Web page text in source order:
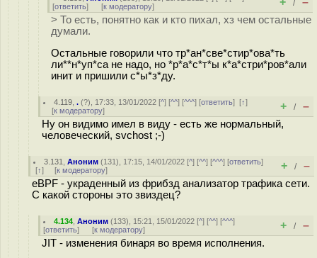
[ответить] [к модератору] /
> То есть, понятно как и кто пихал, хз чем остальные
думали.
Остальные говорили что тр*ан*све*стир*ова*ть
ли**н*уп*са не надо, но *р*а*с*т*ы к*а*стри*ров*али
инит и пришили с*ы*з*ду.
4.119 ,. (?), 17:33, 13/01/2022 [^] [^^] [^^^] [ответить][↑]
[к модератору] + / –
Ну он видимо имел в виду - есть же нормальный,
человеческий, svchost ;-)
3.131 ,Аноним (131), 17:15, 14/01/2022 [^] [^^] [^^^] [ответить]
[↑] [к модератору] + / –
eBPF - украденный из фрибзд анализатор трафика сети.
С какой стороны это звиздец?
4.134 ,Аноним (133), 15:21, 15/01/2022 [^] [^^] [^^^]
[ответить] [к модератору] + / –
JIT - изменения бинаря во время исполнения.